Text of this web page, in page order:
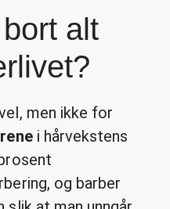
alt
men ikke for
i hårvekstens
og barber